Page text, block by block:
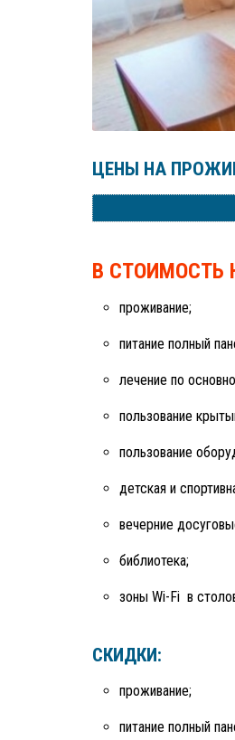
ЦЕНЫ НА
В СТОИМОСТЬ
проживание;
питание полный
лечение по
пользование
пользование
детская и
вечерние
библиотека;
зоны Wi-Fi в
СКИДКИ:
проживание;
питание полный